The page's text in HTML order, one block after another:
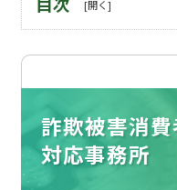
詐欺被害消
対応事務所